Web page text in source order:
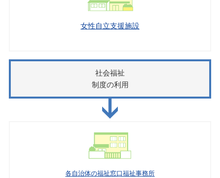
女性自立支援施設
社会福祉
制度の利用
各自治体の福祉窓口福祉事務所